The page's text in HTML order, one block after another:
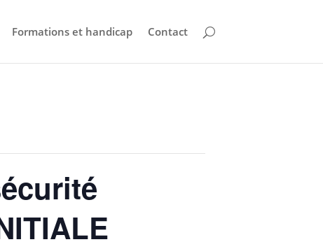
Formations et handicap Contact